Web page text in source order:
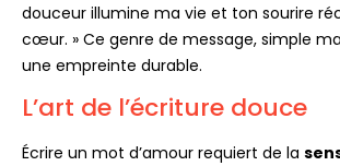
douceur illumine ma vie et ton sourire
cœur. » Ce genre de message, simple
une empreinte durable.
L’art de l’écriture douce
Écrire un mot d’amour requiert de la